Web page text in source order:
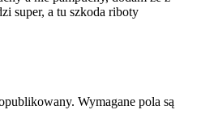
super, a tu szkoda riboty
Wymagane pola są